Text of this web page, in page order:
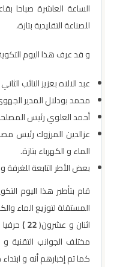
الساعة العاشرة صباحا
للصناعة التقليدية بتازة،
و قد عرف هذا اليوم
عبد الالاه بعزيز النائب
محمد بودلال المدير
أحمد العلوي رئيس المصلحة
عزالدين المرزوك رئيس
الماء و الكهرباء بتازة.
بعض الأطر التابعة للغرفة
قام بتأطير هذا اليوم
المستقلة لتوزيع الماء
اثنان و عشرون(22 )
مختلف الجوانب التقنية